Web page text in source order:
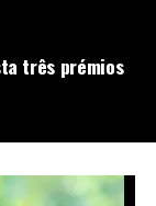
três prémios